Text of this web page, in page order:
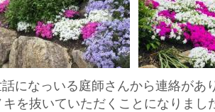
になっいる庭師さんから連絡があ
キを抜いていただくことになりまし